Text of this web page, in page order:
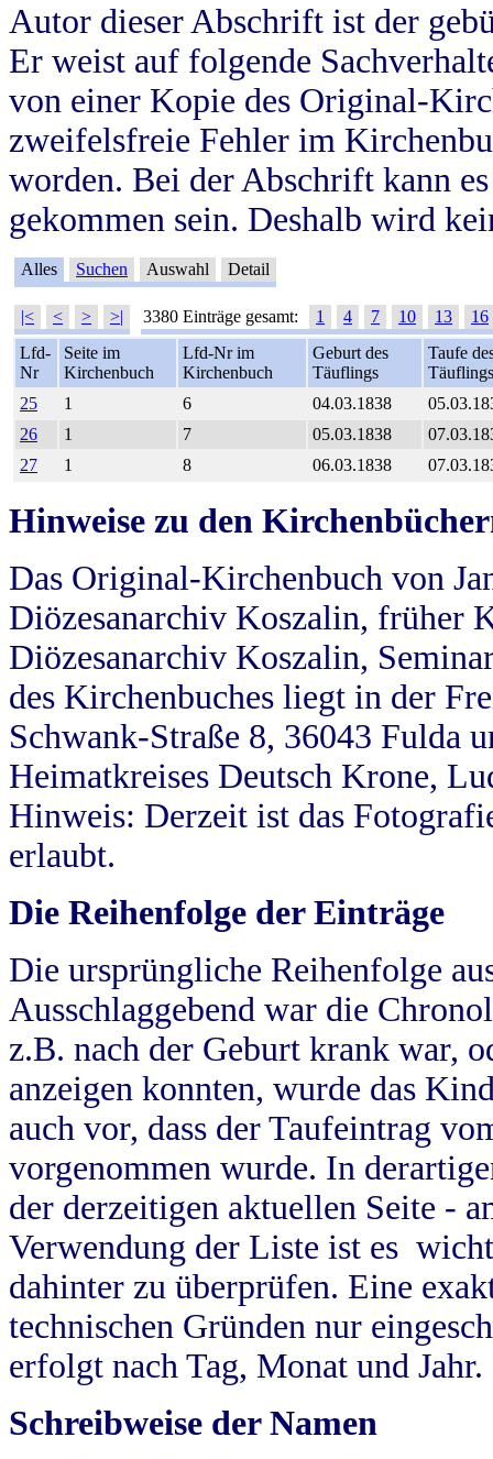
Autor dieser Abschrift ist der
Er weist auf folgende
von einer Kopie des Original-
zweifelsfreie Fehler im
worden. Bei der Abschrift kann
gekommen sein. Deshalb wird
Alles Suchen Auswahl Detail
|< < > >| 3380 Einträge gesamt: 1 4 7 10 13
16
Lfd-
Nr
Seite im
Kirchenbuch
Lfd-Nr im
Kirchenbuch
Geburt des
Täuflings
Taufe
Täuflings
25
1 6 04.03.1838
26
1 7 05.03.1838
27
1 8 06.03.1838
Hinweise zu den
Das Original-Kirchenbuch von
Diözesanarchiv Koszalin, früher
Diözesanarchiv Koszalin,
des Kirchenbuches liegt in der
Schwank-Straße 8, 36043 Fulda
Heimatkreises Deutsch Krone,
Hinweis: Derzeit ist das
erlaubt.
Die Reihenfolge der Einträge
Die ursprüngliche Reihenfolge
Ausschlaggebend war die
z.B. nach der Geburt krank war,
anzeigen konnten, wurde das
auch vor, dass der Taufeintrag
vorgenommen wurde. In
der derzeitigen aktuellen Seite -
Verwendung der Liste ist es
dahinter zu überprüfen. Eine
technischen Gründen nur
erfolgt nach Tag, Monat und Jahr.
Schreibweise der Namen